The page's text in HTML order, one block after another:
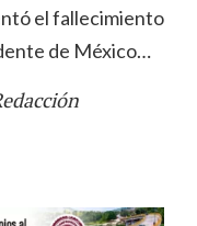
el fallecimiento
de México…